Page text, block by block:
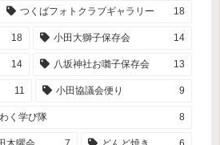
つくばフォトクラブギャラリー 18
18 小田大獅子保存会 14
14 八坂神社お囃子保存会 13
11 小田協議会便り 9
く学び隊 8